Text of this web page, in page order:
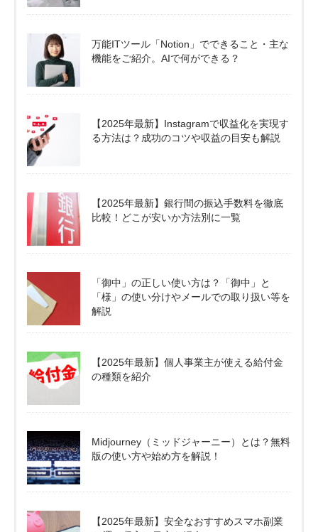
万能ITツール「Notion」でできること・主な
機能をご紹介。AIで何ができる？
【2025年最新】Instagramで収益化を実現す
る方法は？成功のコツや収益の目安も解説
【2025年最新】銀行間の振込手数料を徹底
比較！どこが安いか方法別に一覧
「御中」の正しい使い方は？「御中」と
「様」の使い分けやメールでの取り扱い等を
解説
【2025年最新】個人事業主が使える給付金
の種類を紹介
Midjourney（ミッドジャーニー）とは？無料
版の使い方や始め方を解説！
【2025年最新】安全なおすすめスマホ副業